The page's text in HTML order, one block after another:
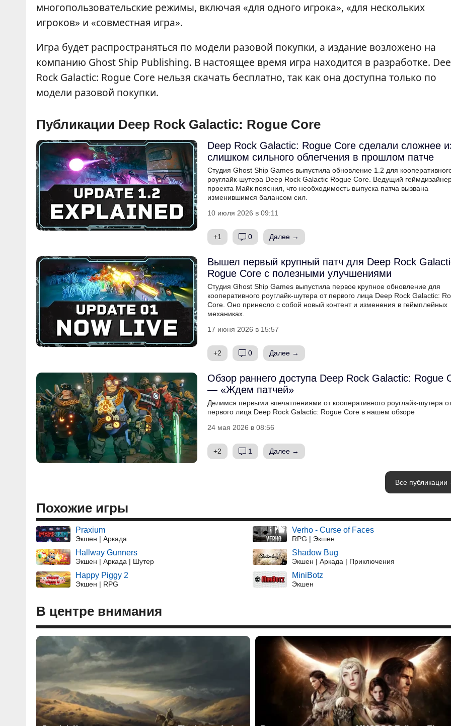
многопользовательские режимы, включая «для одного игрока», «для нескольких
игроков» и «совместная игра».
Игра будет распространяться по модели разовой покупки, а издание возложено на
компанию Ghost Ship Publishing. В настоящее время игра находится в разработке.
Rock Galactic: Rogue Core нельзя скачать бесплатно, так как она доступна только по
модели разовой покупки.
Публикации Deep Rock Galactic: Rogue Core
Deep Rock Galactic: Rogue Core сделали сложнее
слишком сильного облегчения в прошлом патче
Студия Ghost Ship Games выпустила обновление 1.2 для
роуглайк-шутера Deep Rock Galactic Rogue Core. Ведущий
проекта Майк пояснил, что необходимость выпуска патча вызвана
изменившимся балансом сил.
10 июля 2026 в 09:11
+1 0 Далее →
Вышел первый крупный патч для Deep Rock
Rogue Core с полезными улучшениями
Студия Ghost Ship Games выпустила первое крупное обновление для
кооперативного роуглайк-шутера от первого лица Deep Rock Galactic:
Core. Оно принесло с собой новый контент и изменения в геймплейных
механиках.
17 июня 2026 в 15:57
+2 0 Далее →
Обзор раннего доступа Deep Rock Galactic: Rogue
— «Ждем патчей»
Делимся первыми впечатлениями от кооперативного роуглайк-шутера
первого лица Deep Rock Galactic: Rogue Core в нашем обзоре
24 мая 2026 в 08:56
+2 1 Далее →
Все
Похожие игры
Praxium
Экшен | Аркада
Hallway Gunners
Экшен | Аркада | Шутер
Happy Piggy 2
Экшен | RPG
Verho - Curse of Faces
RPG | Экшен
Shadow Bug
Экшен | Аркада | Приключения
MiniBotz
Экшен
В центре внимания